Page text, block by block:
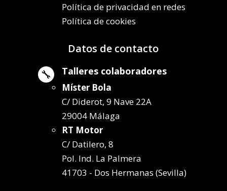
Política de privacidad en redes
Política de cookies
Datos de contacto
 Talleres colaboradores
Míster Bola
C/ Diderot, 9 Nave 22A
29004 Málaga
RT Motor
C/ Datilero, 8
Pol. Ind. La Palmera
41703 - Dos Hermanas (Sevilla)